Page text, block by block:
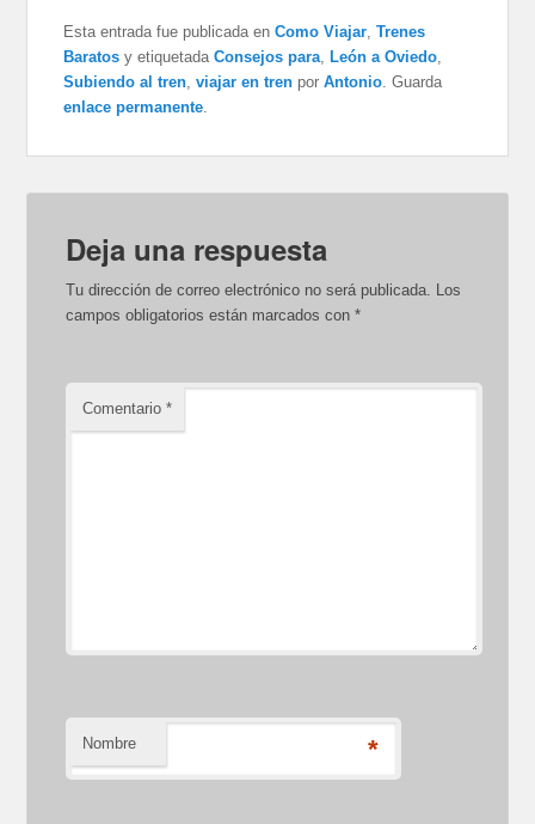
Esta entrada fue publicada enComo Viajar ,Trenes
Baratos y etiquetadaConsejos para León a Oviedo
Subiendo al tren ,viajar en tren porAntonio . Guarda
enlace permanente
Deja una respuesta
Tu dirección de correo electrónico no será publicada.
Los
campos obligatorios están marcados con*
Comentario*
Nombre *